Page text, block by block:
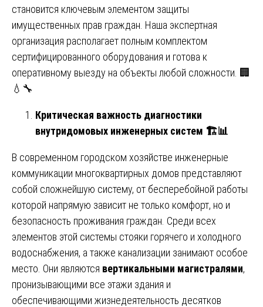
становится ключевым элементом защиты
имущественных прав граждан. Наша экспертная
организация располагает полным комплектом
сертифицированного оборудования и готова к
оперативному выезду на объекты любой сложности. 🏢
💧🔧
Критическая важность диагностики
внутридомовых инженерных систем 🏗📊
В современном городском хозяйстве инженерные
коммуникации многоквартирных домов представляют
собой сложнейшую систему, от бесперебойной работы
которой напрямую зависит не только комфорт, но и
безопасность проживания граждан. Среди всех
элементов этой системы стояки горячего и холодного
водоснабжения, а также канализации занимают особое
место. Они являются вертикальными магистралями,
пронизывающими все этажи здания и
обеспечивающими жизнедеятельность десятков